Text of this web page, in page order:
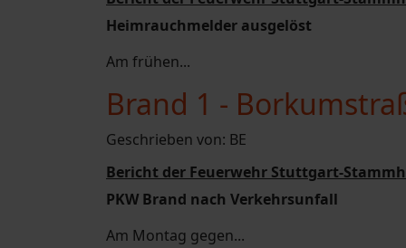
Heimrauchmelder ausgelöst
Am frühen...
Brand 1 -
Geschrieben von: BE
Bericht der Feuerwehr Stuttgart-
PKW Brand nach Verkehrsunfall
Am Montag gegen...